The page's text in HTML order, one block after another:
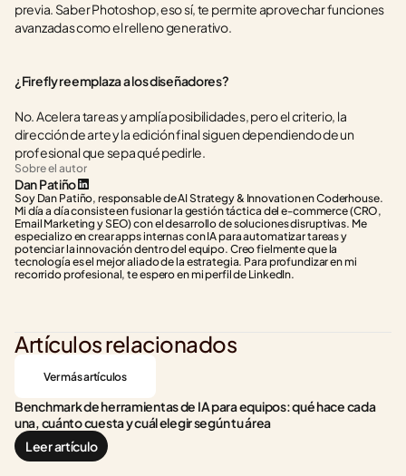
previa. Saber Photoshop, eso sí, te permite aprovechar funciones
avanzadas como el relleno generativo.
¿Firefly reemplaza a los diseñadores?
No. Acelera tareas y amplía posibilidades, pero el criterio, la
dirección de arte y la edición final siguen dependiendo de un
profesional que sepa qué pedirle.
Sobre el autor
Dan Patiño
Soy Dan Patiño, responsable de AI Strategy & Innovation en Coderhouse.
Mi día a día consiste en fusionar la gestión táctica del e-commerce (CRO,
Email Marketing y SEO) con el desarrollo de soluciones disruptivas. Me
especializo en crear apps internas con IA para automatizar tareas y
potenciar la innovación dentro del equipo. Creo fielmente que la
tecnología es el mejor aliado de la estrategia. Para profundizar en mi
recorrido profesional, te espero en mi perfil de LinkedIn.
Artículos relacionados
Ver más artículos
Benchmark de herramientas de IA para equipos: qué hace cada
una, cuánto cuesta y cuál elegir según tu área
Leer artículo